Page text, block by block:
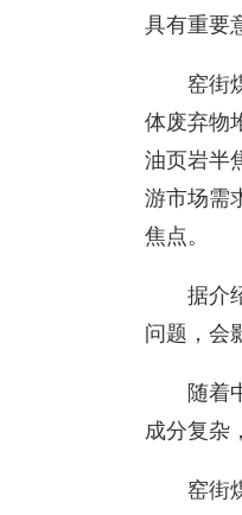
具有重要
窑街
体废弃物
油页岩半
游市场需
焦点。
据介
问题，会
随着
成分复杂
窑街